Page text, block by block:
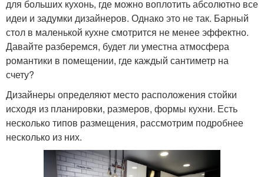
для больших кухонь, где можно воплотить абсолютно все
идеи и задумки дизайнеров. Однако это не так. Барный
стол в маленькой кухне смотрится не менее эффектно.
Давайте разберемся, будет ли уместна атмосфера
романтики в помещении, где каждый сантиметр на
счету?
Дизайнеры определяют место расположения стойки
исходя из планировки, размеров, формы кухни. Есть
несколько типов размещения, рассмотрим подробнее
несколько из них.